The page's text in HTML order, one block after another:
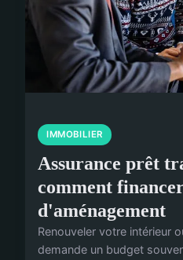
IMMOBILIER
Assurance prêt
comment
d'aménagement
Renouveler votre intérieur
demande un budget